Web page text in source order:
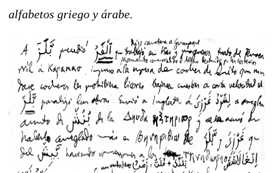
alfabetos griego y árabe.